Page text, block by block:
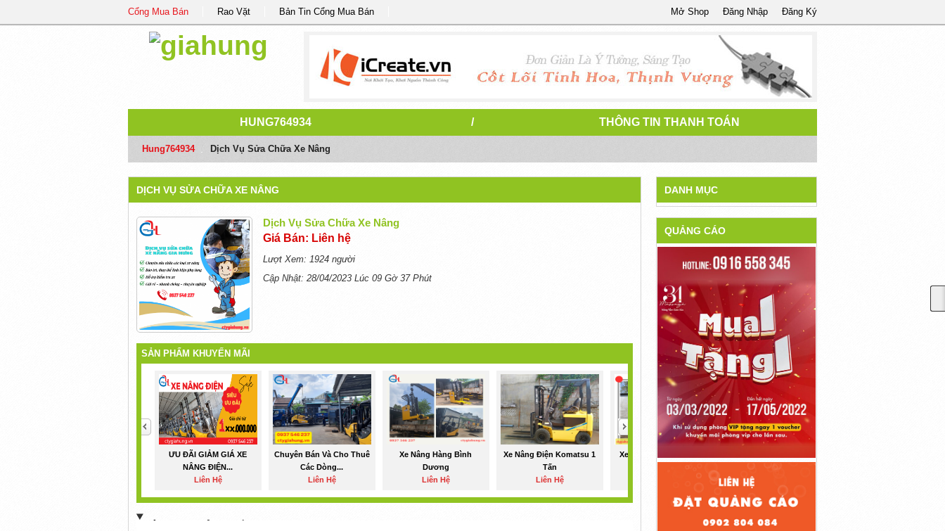
Cổng Mua Bán Rao Vặt Bản Tin Cổng Mua Bán Đăng Ký
Đăng Nhập
Mở Shop
HUNG764934 / THÔNG TIN THANH TOÁN
Hung764934 Dịch Vụ Sửa Chữa Xe Nâng
DỊCH VỤ SỬA CHỮA XE NÂNG
Dịch Vụ Sửa Chữa Xe Nâng
Giá Bán: Liên hệ
Lượt Xem: 1924 người
Cập Nhật: 28/04/2023 Lúc 09 Gờ 37 Phút
SẢN PHẨM KHUYẾN MÃI
ƯU ĐÃI GIẢM GIÁ XE
NÂNG ĐIỆN...
Liên Hệ
Chuyên Bán Và Cho Thuê
Các Dòng...
Liên Hệ
Xe Nâng Hàng Bình
Dương
Liên Hệ
Xe Nâng Điện Komatsu 1
Tấn
Liên Hệ
Xe Nâng Hàng Tầm Cao
BT| Xe Nâng...
>
DANH MỤC
QUẢNG CÁO